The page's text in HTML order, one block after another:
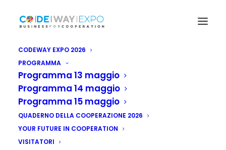
CODEWAY EXPO 2026
PROGRAMMA
Programma 13 maggio
Programma 14 maggio
Programma 15 maggio
QUADERNO DELLA COOPERAZIONE 2026
YOUR FUTURE IN COOPERATION
VISITATORI